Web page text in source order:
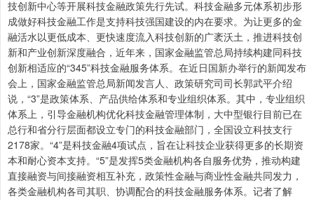
技创新中心等开展科技金融政策先行先试。科技金融多元体系初步形
成做好科技金融工作是支持科技强国建设的内在要求。为让更多的金
融活水以更低成本、更快速度流入科技创新的广袤沃土，推进科技创
新和产业创新深度融合，近年来，国家金融监管总局持续构建同科技
创新相适应的“345”科技金融服务体系。在近日国新办举行的新闻发布
会上，国家金融监管总局新闻发言人、政策研究司司长郭武平介绍
说，“3”是政策体系、产品供给体系和专业组织体系。其中，专业组织
体系上，引导金融机构优化科技金融管理体制，大中型银行目前已在
总行和省分行层面都设立专门的科技金融部门，全国设立科技支行
2178家。“4”是科技金融4项试点，旨在让科技企业获得更多的长期资
本和耐心资本支持。“5”是发挥5类金融机构各自服务优势，推动构建
直接融资与间接融资相互补充，政策性金融与商业性金融共同发力，
各类金融机构各司其职、协调配合的科技金融服务体系。记者了解